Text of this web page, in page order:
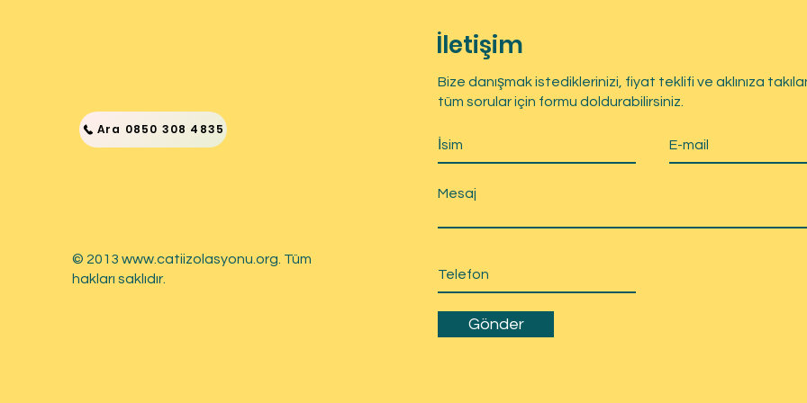
Ara 0850 308 4835
© 2013 www.catiizolasyonu.org . Tüm
hakları saklıdır.
İletişim
Bize danışmak istediklerinizi, fiyat teklifi ve aklınıza
tüm sorular için formu doldurabilirsiniz.
Gönder